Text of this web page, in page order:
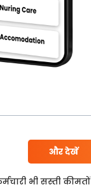
और देखें
भी सस्ती कीमतों